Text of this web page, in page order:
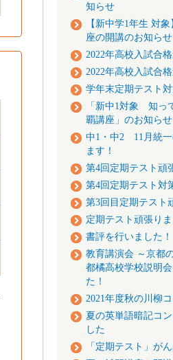
知らせ
【新中学1年生 対
座の開講のお知らせ
2022年高校入試合格
2022年高校入試合格
学年末定期テスト
「新中1対象 知っ
覇講座」のお知らせ
中1・中2 11月統
ます！
第4回定期テスト頑
第4回定期テスト対
第3回目定期テスト
定期テスト頑張りま
書評を行いました！
教育講演会 ～京都
都橘高校学校説明
た！
2021年度秋の川柳
夏の英単語暗記コ
した
「定期テスト」が